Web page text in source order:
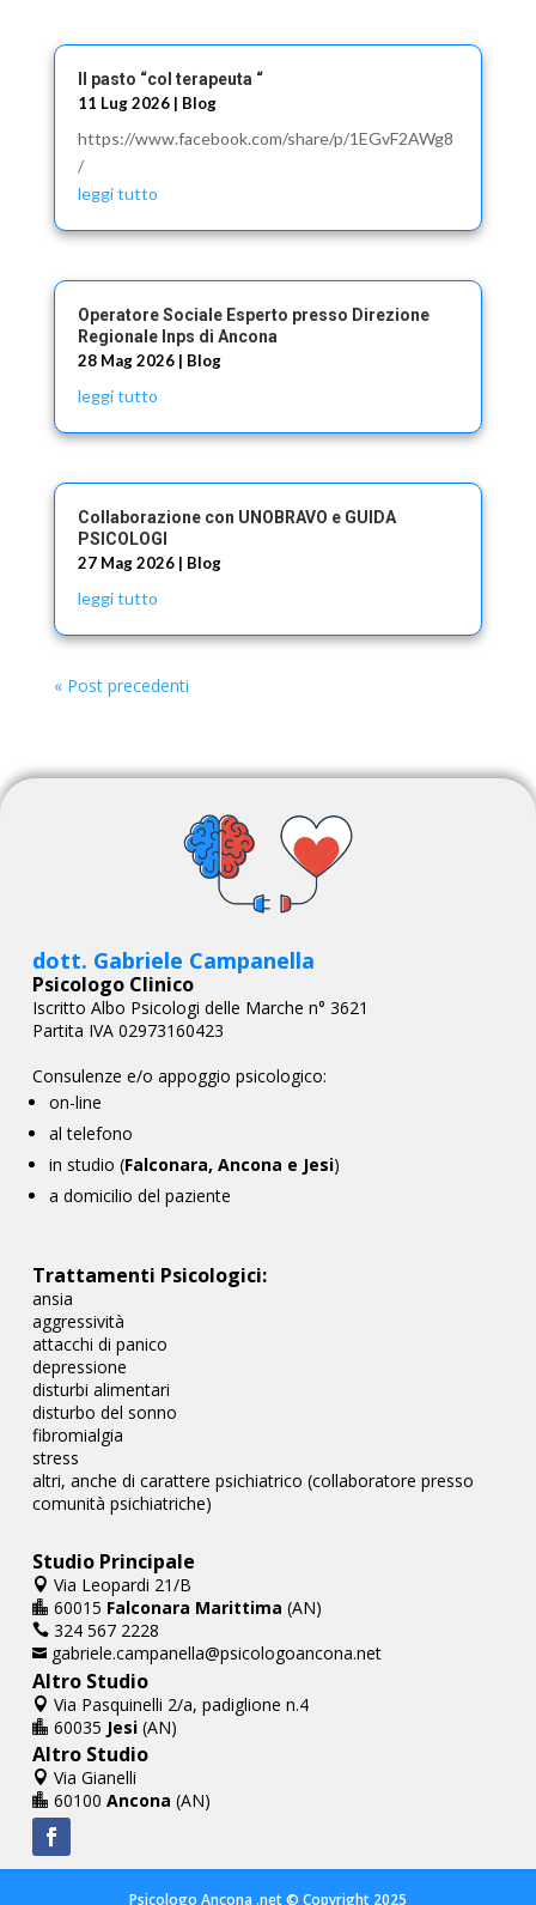
Il pasto “col terapeuta “
11 Lug 2026| Blog
https://www.facebook.com/share/p/1EGvF2AWg8
/
leggi tutto
Operatore Sociale Esperto presso Direzione
Regionale Inps di Ancona
28 Mag 2026| Blog
leggi tutto
Collaborazione con UNOBRAVO e GUIDA
PSICOLOGI
27 Mag 2026| Blog
leggi tutto
« Post precedenti
dott. Gabriele Campanella
Psicologo Clinico
Iscritto Albo Psicologi delle Marche n° 3621
Partita IVA 02973160423
Consulenze e/o appoggio psicologico:
on-line
al telefono
in studio (Falconara, Ancona e Jesi)
a domicilio del paziente
Trattamenti Psicologici:
ansia
aggressività
attacchi di panico
depressione
disturbi alimentari
disturbo del sonno
fibromialgia
stress
altri, anche di carattere psichiatrico (collaboratore presso
comunità psichiatriche)
Studio Principale
 Via Leopardi 21/B
 60015 Falconara Marittima (AN)
324 567 2228
 gabriele.campanella@psicologoancona.net
Altro Studio
 Via Pasquinelli 2/a, padiglione n.4
 60035 Jesi(AN)
Altro Studio
 Via Gianelli
 60100 Ancona (AN)
Psicologo Ancona .net © Copyright 2025